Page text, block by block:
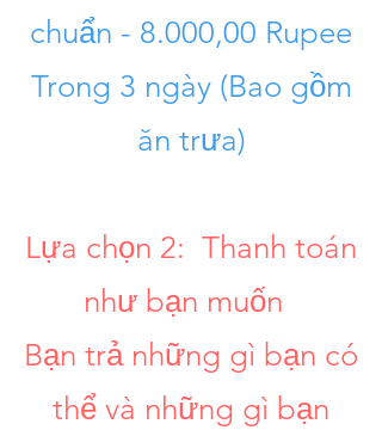
chuẩn - 8.000,00 Rupee
Trong 3 ngày (Bao gồm
ăn trưa)
Lựa chọn 2: Thanh toán
như bạn muốn
Bạn trả những gì bạn có
thể và những gì bạn